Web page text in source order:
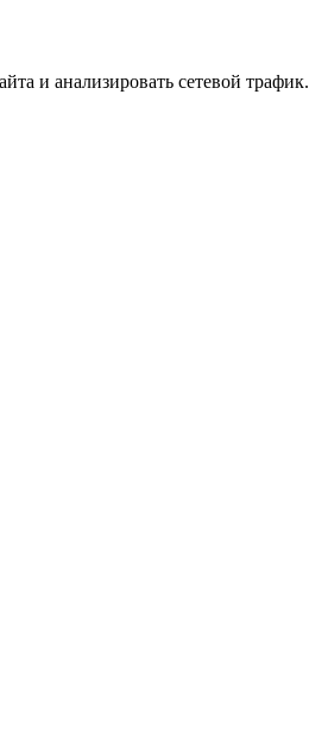
и анализировать сетевой трафик.